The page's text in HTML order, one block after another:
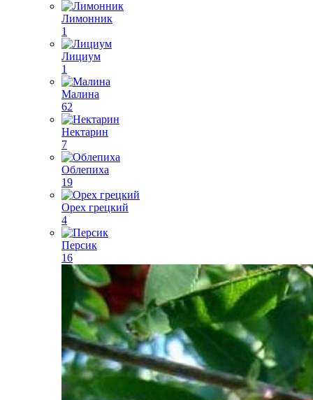
Лимонник
1
Лициум
1
Малина
62
Нектарин
7
Облепиха
19
Орех грецкий
4
Персик
16